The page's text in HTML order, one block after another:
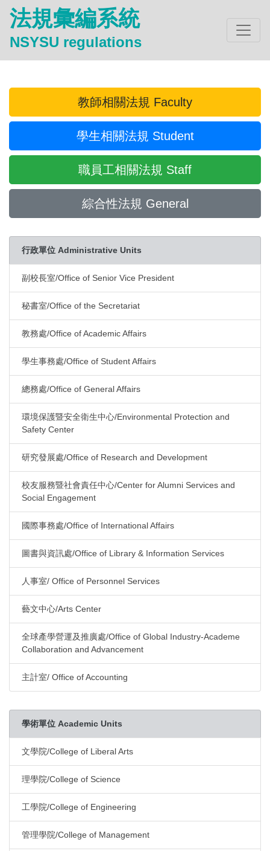
法規彙編系統
NSYSU regulations
教師相關法規 Faculty
學生相關法規 Student
職員工相關法規 Staff
綜合性法規 General
行政單位 Administrative Units
副校長室/Office of Senior Vice President
秘書室/Office of the Secretariat
教務處/Office of Academic Affairs
學生事務處/Office of Student Affairs
總務處/Office of General Affairs
環境保護暨安全衛生中心/Environmental Protection and
Safety Center
研究發展處/Office of Research and Development
校友服務暨社會責任中心/Center for Alumni Services and
Social Engagement
國際事務處/Office of International Affairs
圖書與資訊處/Office of Library & Information Services
人事室/ Office of Personnel Services
藝文中心/Arts Center
全球產學營運及推廣處/Office of Global Industry-Academe
Collaboration and Advancement
主計室/ Office of Accounting
學術單位 Academic Units
文學院/College of Liberal Arts
理學院/College of Science
工學院/College of Engineering
管理學院/College of Management